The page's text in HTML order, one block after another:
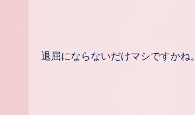
退屈にならないだけマシですかね。